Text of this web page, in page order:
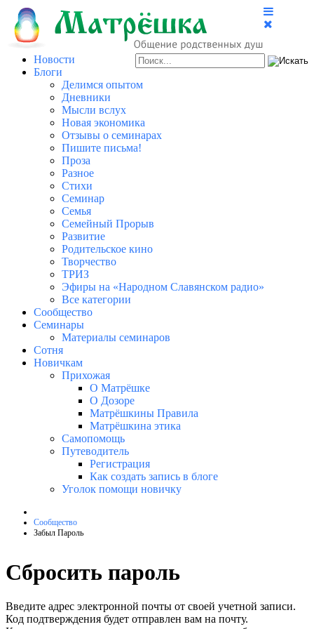
Новости
Блоги
Делимся опытом
Дневники
Мысли вслух
Новая экономика
Отзывы о семинарах
Пишите письма!
Проза
Разное
Стихи
Семинар
Семья
Семейный Прорыв
Развитие
Родительское кино
Творчество
ТРИЗ
Эфиры на «Народном Славянском радио»
Все категории
Сообщество
Семинары
Материалы семинаров
Сотня
Новичкам
Прихожая
О Матрёшке
О Дозоре
Матрёшкины Правила
Матрёшкина этика
Самопомощь
Путеводитель
Регистрация
Как создать запись в блоге
Уголок помощи новичку
Сообщество
Забыл Пароль
Сбросить пароль
Введите адрес электронной почты от своей учетной записи.
Код подтверждения будет отправлен вам на почту.